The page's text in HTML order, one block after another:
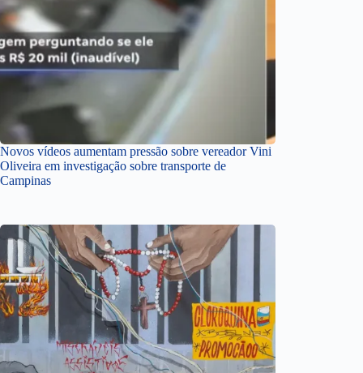
Novos vídeos aumentam pressão sobre vereador Vini
Oliveira em investigação sobre transporte de
Campinas